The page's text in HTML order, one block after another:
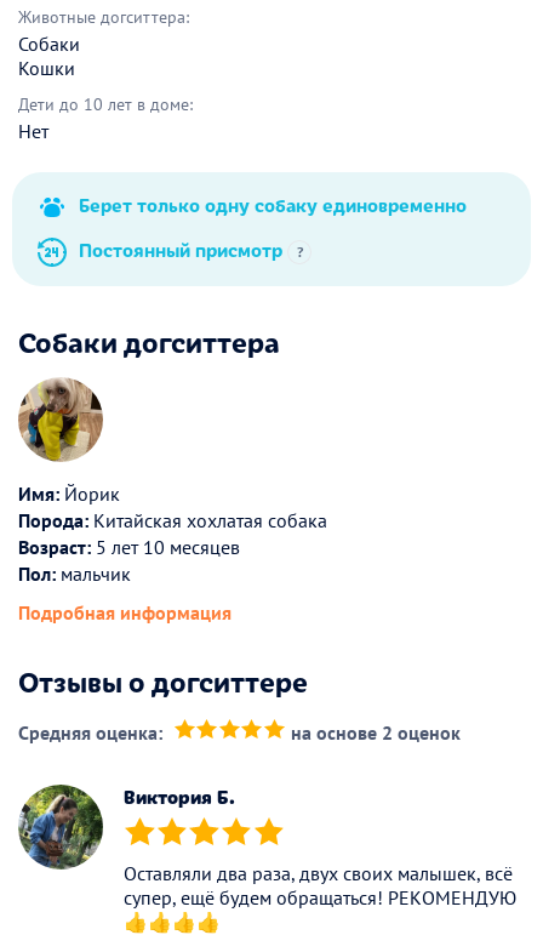
Животные догситтера:
Собаки
Кошки
Дети до 10 лет в доме:
Нет
Берет только одну собаку единовременно
Постоянный присмотр
?
Собаки догситтера
Имя: Йорик
Порода: Китайская хохлатая собака
Возраст: 5 лет 10 месяцев
Пол: мальчик
Подробная информация
Отзывы о догситтере
Средняя оценка: на основе 2 оценок
Виктория Б.
(*) (*) (*) (*) (*)
Оставляли два раза, двух своих малышек, всё
супер, ещё будем обращаться! РЕКОМЕНДУЮ
👍👍👍👍